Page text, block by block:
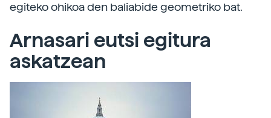
egiteko ohikoa den baliabide geometriko bat.
Arnasari eutsi egitura
askatzean